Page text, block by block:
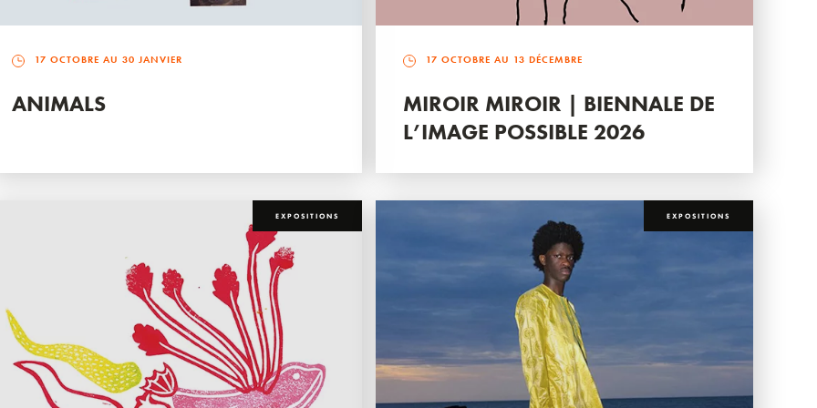
17 OCTOBRE AU 30 JANVIER
ANIMALS
17 OCTOBRE AU 13 DÉCEMBRE
MIROIR MIROIR | BIENNALE DE
L’IMAGE POSSIBLE 2026
EXPOSITIONS EXPOSITIONS